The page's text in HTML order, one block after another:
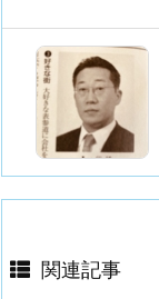
関連記事